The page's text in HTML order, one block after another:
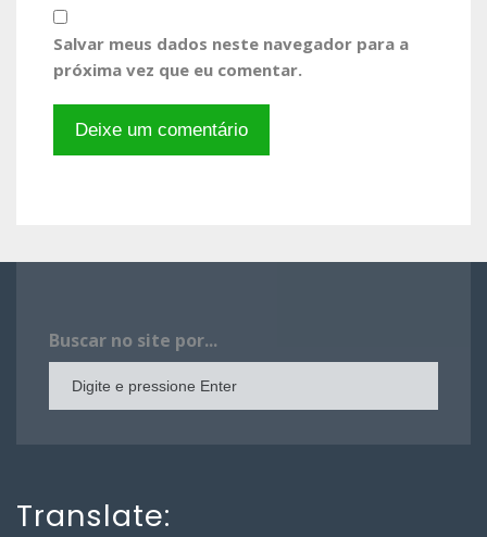
Salvar meus dados neste navegador para a
próxima vez que eu comentar.
Buscar no site por...
Translate: